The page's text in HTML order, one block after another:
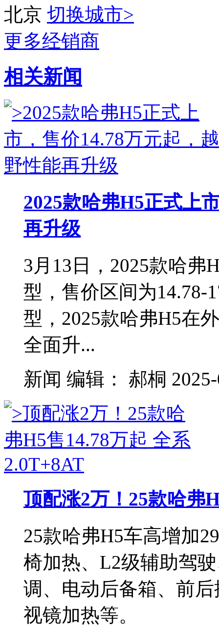
北京 切换城市>
更多经销商
相关新闻
2025款哈弗H5正式上
再升级
3月13日，2025款哈弗
型，售价区间为14.78-
型，2025款哈弗H5在
全面升...
新闻 编辑： 郝桐
顶配涨2万！25款哈弗
25款哈弗H5车高增加
椅加热、L2级辅助驾
调、电动后备箱、前
视镜加热等。